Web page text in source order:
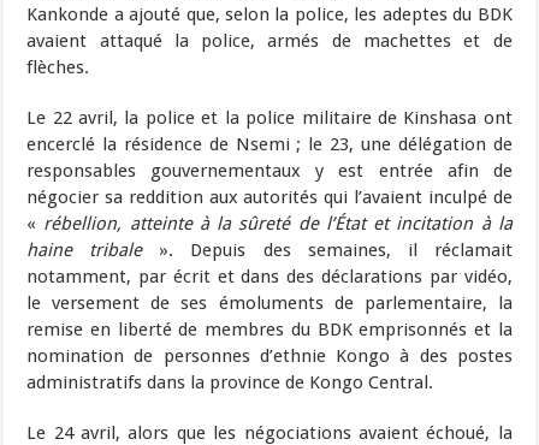
Kankonde a ajouté que, selon la police, les adeptes du BDK
avaient attaqué la police, armés de machettes et de
flèches.
Le 22 avril, la police et la police militaire de Kinshasa ont
encerclé la résidence de Nsemi ; le 23, une délégation de
responsables gouvernementaux y est entrée afin de
négocier sa reddition aux autorités qui l’avaient inculpé de
« rébellion, atteinte à la sûreté de l’État et incitation à la
haine tribale ». Depuis des semaines, il réclamait
notamment, par écrit et dans des déclarations par vidéo,
le versement de ses émoluments de parlementaire, la
remise en liberté de membres du BDK emprisonnés et la
nomination de personnes d’ethnie Kongo à des postes
administratifs dans la province de Kongo Central.
Le 24 avril, alors que les négociations avaient échoué, la